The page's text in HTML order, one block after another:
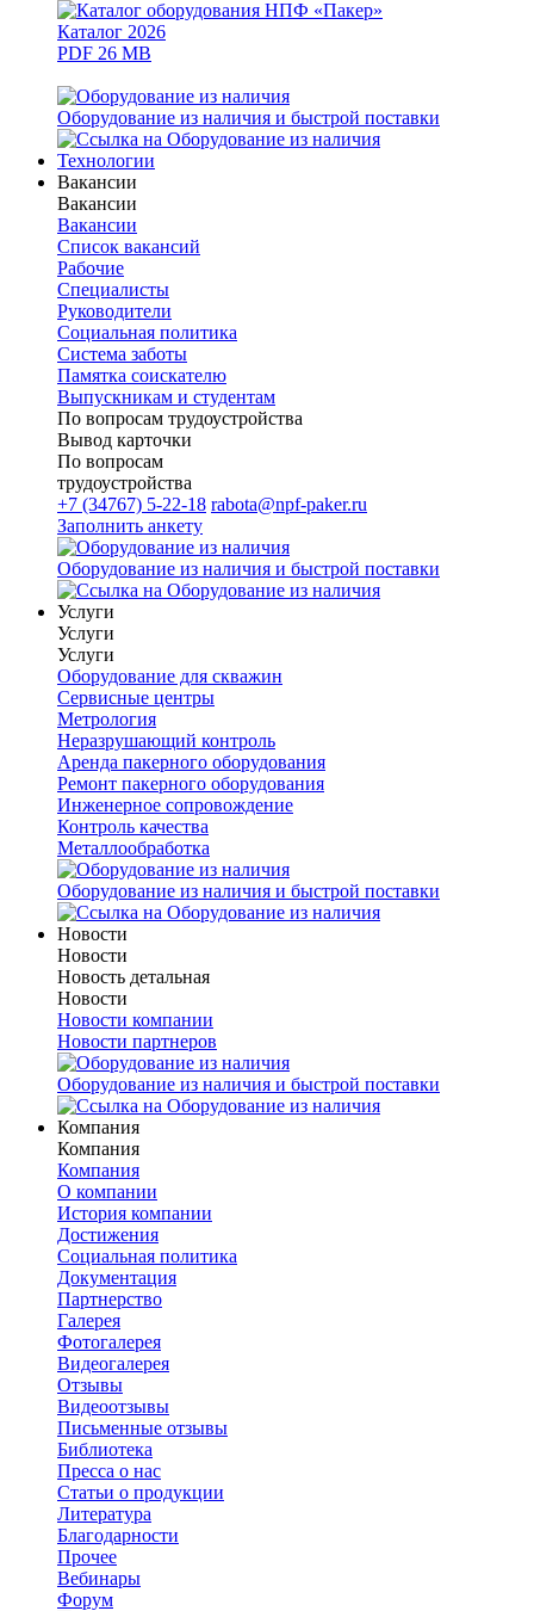
Каталог 2026
PDF 26 MB
Оборудование из наличия и быстрой поставки
Технологии
Вакансии
Вакансии
Вакансии
Список вакансий
Рабочие
Специалисты
Руководители
Cоциальная политика
Система заботы
Памятка соискателю
Выпускникам и студентам
По вопросам трудоустройства
Вывод карточки
По вопросам
трудоустройства
+7 (34767) 5-22-18 rabota@npf-paker.ru
Заполнить анкету
Оборудование из наличия и быстрой поставки
Услуги
Услуги
Услуги
Оборудование для скважин
Сервисные центры
Метрология
Неразрушающий контроль
Аренда пакерного оборудования
Ремонт пакерного оборудования
Инженерное сопровождение
Контроль качества
Металлообработка
Оборудование из наличия и быстрой поставки
Новости
Новости
Новость детальная
Новости
Новости компании
Новости партнеров
Оборудование из наличия и быстрой поставки
Компания
Компания
Компания
О компании
История компании
Достижения
Социальная политика
Документация
Партнерство
Галерея
Фотогалерея
Видеогалерея
Отзывы
Видеоотзывы
Письменные отзывы
Библиотека
Пресса о нас
Статьи о продукции
Литература
Благодарности
Прочее
Вебинары
Форум